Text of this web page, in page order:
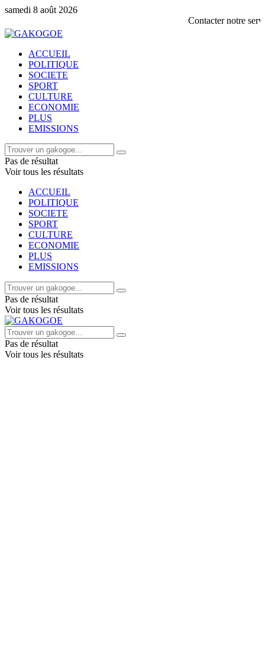
samedi 8 août 2026
Contacter notre service
ACCUEIL
POLITIQUE
SOCIETE
SPORT
CULTURE
ECONOMIE
PLUS
EMISSIONS
Pas de résultat
Voir tous les résultats
ACCUEIL
POLITIQUE
SOCIETE
SPORT
CULTURE
ECONOMIE
PLUS
EMISSIONS
Pas de résultat
Voir tous les résultats
Pas de résultat
Voir tous les résultats